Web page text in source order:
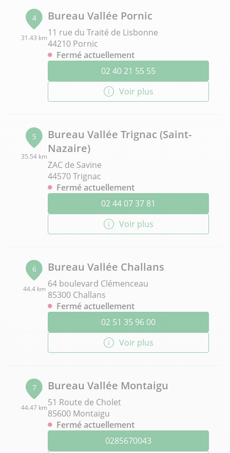
4
31.43 km
Bureau Vallée Pornic
11 rue du Traité de Lisbonne
44210 Pornic
Fermé actuellement
02 40 21 55 55
Voir plus
5
35.54 km
Bureau Vallée Trignac (Saint-
Nazaire)
ZAC de Savine
44570 Trignac
Fermé actuellement
02 44 07 37 81
Voir plus
6
44.4 km
Bureau Vallée Challans
64 boulevard Clémenceau
85300 Challans
Fermé actuellement
02 51 35 96 00
Voir plus
7
44.47 km
Bureau Vallée Montaigu
51 Route de Cholet
85600 Montaigu
Fermé actuellement
0285670043